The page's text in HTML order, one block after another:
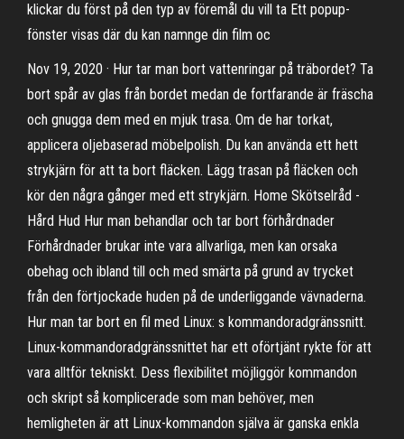
klickar du först på den typ av föremål du vill ta Ett popup-
fönster visas där du kan namnge din film oc
Nov 19, 2020 · Hur tar man bort vattenringar på träbordet? Ta
bort spår av glas från bordet medan de fortfarande är fräscha
och gnugga dem med en mjuk trasa. Om de har torkat,
applicera oljebaserad möbelpolish. Du kan använda ett hett
strykjärn för att ta bort fläcken. Lägg trasan på fläcken och
kör den några gånger med ett strykjärn. Home Skötselråd -
Hård Hud Hur man behandlar och tar bort förhårdnader
Förhårdnader brukar inte vara allvarliga, men kan orsaka
obehag och ibland till och med smärta på grund av trycket
från den förtjockade huden på de underliggande vävnaderna.
Hur man tar bort en fil med Linux: s kommandoradgränssnitt.
Linux-kommandoradgränssnittet har ett oförtjänt rykte för att
vara alltför tekniskt. Dess flexibilitet möjliggör kommandon
och skript så komplicerade som man behöver, men
hemligheten är att Linux-kommandon själva är ganska enkla